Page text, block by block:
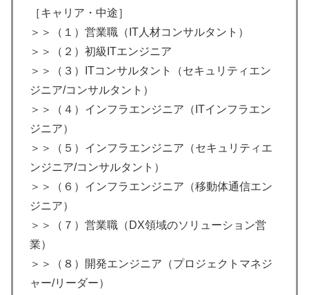
［キャリア・中途］
＞＞（１）営業職（IT人材コンサルタント）
＞＞（２）初級ITエンジニア
＞＞（３）ITコンサルタント（セキュリティエン
ジニア/コンサルタント）
＞＞（４）インフラエンジニア（ITインフラエン
ジニア）
＞＞（５）インフラエンジニア（セキュリティエ
ンジニア/コンサルタント）
＞＞（６）インフラエンジニア（移動体通信エン
ジニア）
＞＞（７）営業職（DX領域のソリューション営
業）
＞＞（８）開発エンジニア（プロジェクトマネジ
ャー/リーダー）